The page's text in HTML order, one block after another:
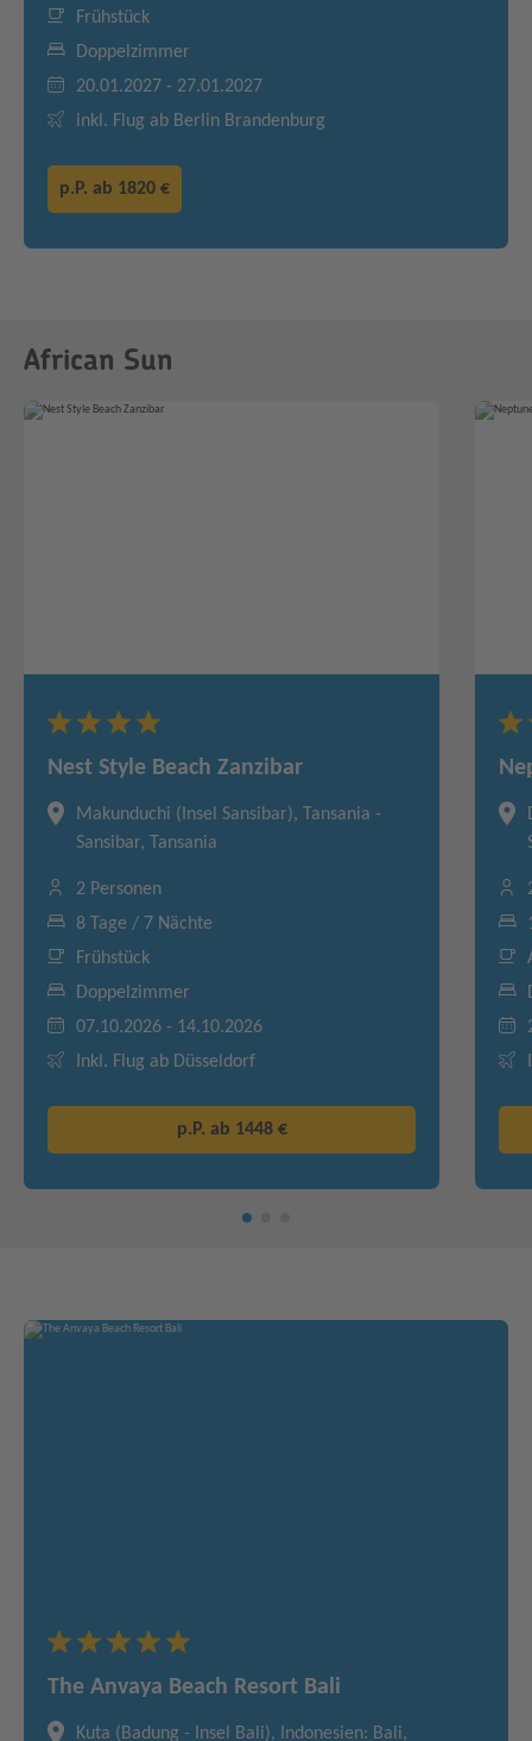
Frühstück
Doppelzimmer
20.01.2027 - 27.01.2027
inkl. Flug ab Berlin Brandenburg
p.P. ab 1820 €
African Sun
Nest Style Beach Zanzibar
Makunduchi (Insel Sansibar), Tansania -
Sansibar, Tansania
2 Personen
8 Tage / 7 Nächte
Frühstück
Doppelzimmer
07.10.2026 - 14.10.2026
Inkl. Flug ab Düsseldorf
p.P. ab 1448 €
The Anvaya Beach Resort Bali
Kuta (Badung - Insel Bali), Indonesien: Bali,